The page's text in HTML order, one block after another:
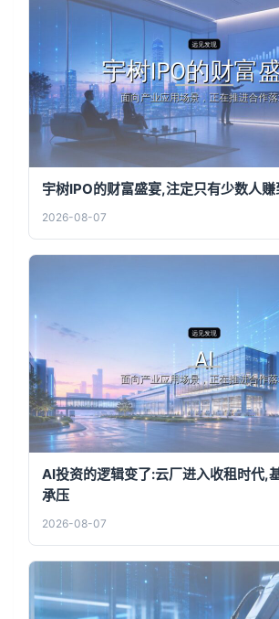
宇树IPO的财富盛宴,注定只有少数人赚
2026-08-07
AI投资的逻辑变了:云厂进入收租时代,
承压
2026-08-07